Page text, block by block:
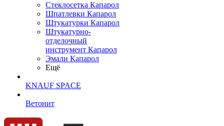
Cтеклосетка Капарол
Шпатлевки Капарол
Штукатурки Капарол
Штукатурно-
отделочный
инструмент Капарол
Эмали Капарол
Ещё
KNAUF SPACE
Ветонит